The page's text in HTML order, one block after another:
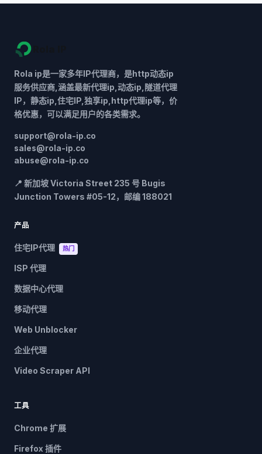
Rola ip是一家多年IP代理商，是http动态ip
服务供应商,涵盖最新代理ip,动态ip,隧道代理
IP，静态ip,住宅IP,独享ip,http代理ip等，价
格优惠，可以满足用户的各类需求。
support@rola-ip.co
sales@rola-ip.co
abuse@rola-ip.co
📍 新加坡 Victoria Street 235 号 Bugis
Junction Towers #05-12，邮编 188021
产品
住宅IP代理 热门
ISP 代理
数据中心代理
移动代理
Web Unblocker
企业代理
Video Scraper API
工具
Chrome 扩展
Firefox 插件